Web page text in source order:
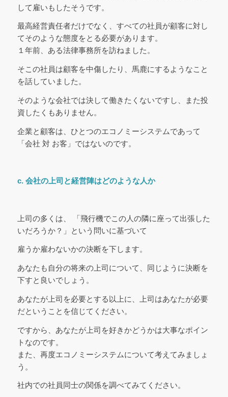
して雇いもしたそうです。
最高経営責任者だけでなく、すべての社員が顧客に対し
てそのような態度をとる必要があります。
１年前、ある法律事務所を訪ねました。
そこの社員は顧客を中傷したり、馬鹿にするようなこと
を話していました。
そのような会社では決して働きたくないですし、また投
資したくもありません。
企業と顧客は、ひとつのエコノミーシステムであって
「会社 対 お客」ではないのです。
c. 会社の上司と経営陣はどのような人か
上司の多くは、 「飛行機でこの人の隣に座って出張した
いだろうか？」という問いに基づいて
雇うか雇わないかの決断を下します。
あなたも自分の将来の上司について、同じように決断を
下すと良いでしょう。
あなたが上司を必要とする以上に、上司はあなたが必要
だということを信じてください。
ですから、あなたが上司を好きかどうかは大事なポイン
トなのです。
また、再度エコノミーシステムについて考えてみましょ
う。
社内での社員同士の関係を調べてみてください。